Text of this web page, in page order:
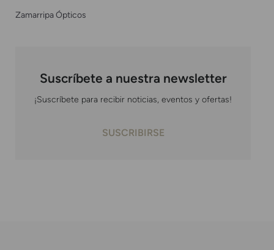
Zamarripa Ópticos
Suscríbete a nuestra newsletter
¡Suscríbete para recibir noticias, eventos y ofertas!
SUSCRIBIRSE